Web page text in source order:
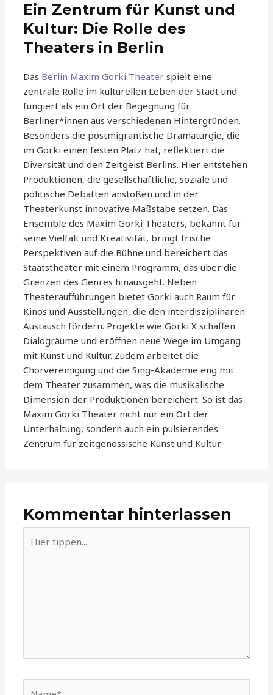
Ein Zentrum für Kunst und
Kultur: Die Rolle des
Theaters in Berlin
Das Berlin Maxim Gorki Theater spielt eine
zentrale Rolle im kulturellen Leben der Stadt und
fungiert als ein Ort der Begegnung für
Berliner*innen aus verschiedenen Hintergründen.
Besonders die postmigrantische Dramaturgie, die
im Gorki einen festen Platz hat, reflektiert die
Diversität und den Zeitgeist Berlins. Hier entstehen
Produktionen, die gesellschaftliche, soziale und
politische Debatten anstoßen und in der
Theaterkunst innovative Maßstäbe setzen. Das
Ensemble des Maxim Gorki Theaters, bekannt für
seine Vielfalt und Kreativität, bringt frische
Perspektiven auf die Bühne und bereichert das
Staatstheater mit einem Programm, das über die
Grenzen des Genres hinausgeht. Neben
Theateraufführungen bietet Gorki auch Raum für
Kinos und Ausstellungen, die den interdisziplinären
Austausch fördern. Projekte wie Gorki X schaffen
Dialogräume und eröffnen neue Wege im Umgang
mit Kunst und Kultur. Zudem arbeitet die
Chorvereinigung und die Sing-Akademie eng mit
dem Theater zusammen, was die musikalische
Dimension der Produktionen bereichert. So ist das
Maxim Gorki Theater nicht nur ein Ort der
Unterhaltung, sondern auch ein pulsierendes
Zentrum für zeitgenössische Kunst und Kultur.
Kommentar hinterlassen
tippen...